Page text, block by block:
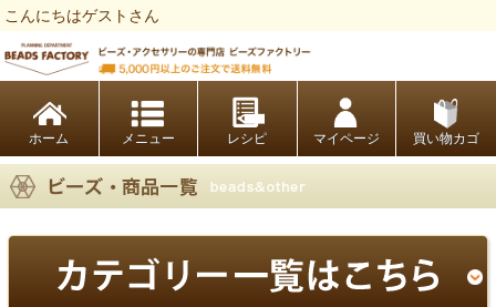
こんにちはゲストさん
ホーム レシピ マイページ 買い物カゴ